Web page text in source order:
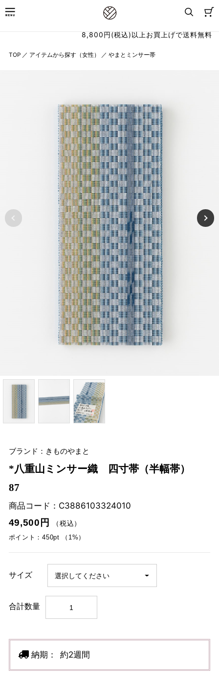
8,800円(税込)以上お買上げで送料無料
TOP ／ アイテムから探す（女性） ／ やまとミンサー帯
ブランド：きものやまと
*八重山ミンサー織 四寸帯（半幅帯）
87
商品コード： C3886103324010
49,500円
（税込）
ポイント：450pt （1%）
サイズ
合計数量
納期： 約2週間